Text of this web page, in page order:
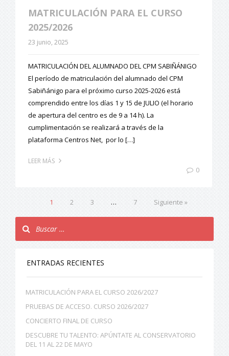
MATRICULACIÓN PARA EL CURSO
2025/2026
23 junio, 2025
MATRICULACIÓN DEL ALUMNADO DEL CPM SABIÑÁNIGO
El período de matriculación del alumnado del CPM
Sabiñánigo para el próximo curso 2025-2026 está
comprendido entre los días 1 y 15 de JULIO (el horario
de apertura del centro es de 9 a 14 h). La
cumplimentación se realizará a través de la
plataforma Centros Net, por lo […]
LEER MÁS
0
1 2 3 … 7 Siguiente »
ENTRADAS RECIENTES
MATRICULACIÓN PARA EL CURSO 2026/2027
PRUEBAS DE ACCESO. CURSO 2026/2027
CONCIERTO FINAL DE CURSO
DESCUBRE TU TALENTO: APÚNTATE AL CONSERVATORIO
DEL 11 AL 22 DE MAYO